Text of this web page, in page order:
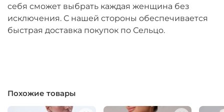
себя сможет выбрать каждая женщина без
исключения. С нашей стороны обеспечивается
быстрая доставка покупок по Сельцо.
Похожие товары